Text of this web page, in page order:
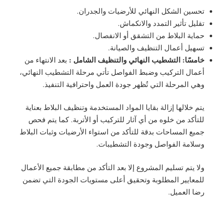
تحسين الشكل النهائي للأرضيات والجدران.
تقليل تأثير التمدد والانكماش.
حماية البلاط من التشقق أو الانفصال.
تسهيل أعمال التنظيف والصيانة.
خامسًا: التشطيب النهائي والتنظيف الشامل : بعد الانتهاء من
أعمال التركيب وضبط الفواصل تأتي مرحلة التشطيب النهائي،
وهي المرحلة التي تُظهر جودة العمل واحترافية التنفيذ.
يتم خلالها إزالة بقايا المواد المستخدمة وتنظيف البلاط بعناية
للتأكد من خلوه من أي آثار للتركيب أو الأتربة. كما يتم فحص
جميع المساحات بدقة للتأكد من استواء الأرضيات وثبات البلاط
وسلامة الفواصل وجودة التشطيبات.
ولا يتم تسليم المشروع إلا بعد التأكد من مطابقة جميع الأعمال
للمعايير المطلوبة وتحقيق أعلى مستويات الجودة التي تضمن
رضا العميل.